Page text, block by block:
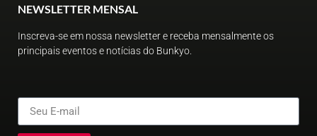
NEWSLETTER MENSAL
Inscreva-se em nossa newsletter e receba mensalmente os
principais eventos e notícias do Bunkyo.